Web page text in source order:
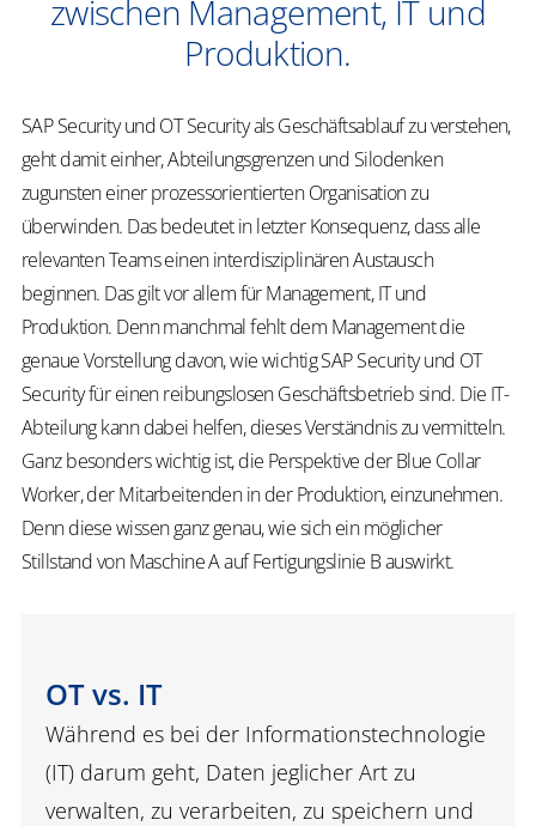
zwischen Management, IT und
Produktion.
SAP Security und OT Securityals Geschäftsablauf zu verstehen,
geht damit einher, Abteilungsgrenzen und Silodenken
zugunsten einer prozessorientierten Organisation zu
überwinden. Das bedeutet in letzter Konsequenz, dass alle
relevanten Teams einen interdisziplinären Austausch
beginnen. Das gilt vor allem für Management, IT und
Produktion. Denn manchmal fehlt dem Management die
genaue Vorstellung davon, wie wichtigSAP Security und OT
Securityfür einen reibungslosen Geschäftsbetrieb sind. Die IT-
Abteilung kann dabei helfen, dieses Verständnis zu vermitteln.
Ganz besonders wichtig ist, die Perspektive der Blue Collar
Worker, der Mitarbeitenden in der Produktion, einzunehmen.
Denn diese wissen ganz genau, wie sich ein möglicher
Stillstand von Maschine A auf Fertigungslinie B auswirkt.
OT vs. IT
Während es bei der Informationstechnologie
(IT) darum geht, Daten jeglicher Art zu
verwalten, zu verarbeiten, zu speichern und